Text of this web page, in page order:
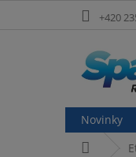
+420
Novinky